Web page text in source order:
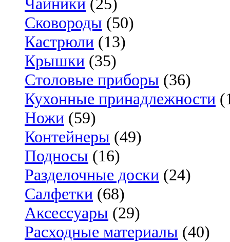
Чайники (25)
Сковороды (50)
Кастрюли (13)
Крышки (35)
Столовые приборы (36)
Кухонные принадлежности
Ножи (59)
Контейнеры (49)
Подносы (16)
Разделочные доски (24)
Салфетки (68)
Аксессуары (29)
Расходные материалы (40)